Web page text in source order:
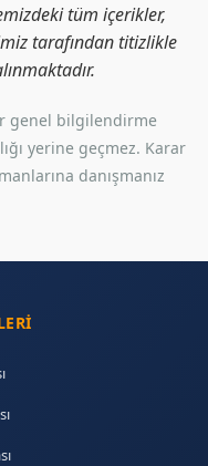
tüm içerikler,
tarafından titizlikle
genel bilgilendirme
yerine geçmez. Karar
danışmanız